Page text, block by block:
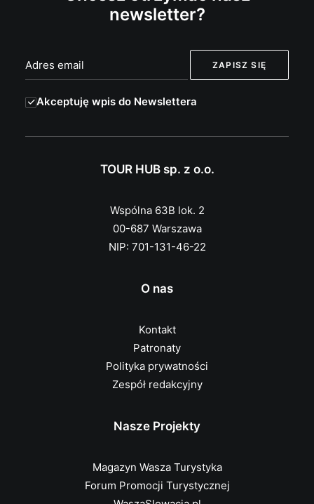
newsletter?
Akceptuję wpis do Newslettera
TOUR HUB sp. z o.o.
Wspólna 63B lok. 2
00-687 Warszawa
NIP: 701-131-46-22
O nas
Kontakt
Patronaty
Polityka prywatności
Zespół redakcyjny
Nasze Projekty
Magazyn Wasza Turystyka
Forum Promocji Turystycznej